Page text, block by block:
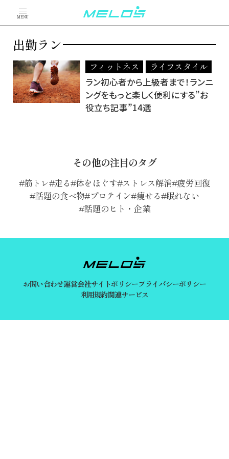
MENU
出勤ラン
フィットネス
ライフスタイル
ラン初心者から上級者まで！ランニ
ングをもっと楽しく便利にする”お
役立ち記事”14選
その他の注目のタグ
筋トレ 走る 体をほぐす ストレス解消 疲労回復
話題の食べ物 プロテイン 痩せる 眠れない
話題のヒト・企業
お問い合わせ運営会社サイトポリシープライバシーポリシー
利用規約関連サービス